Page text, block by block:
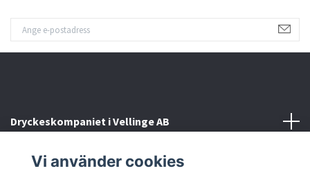
Dryckeskompaniet i Vellinge AB
Kontakta oss
Vi använder cookies